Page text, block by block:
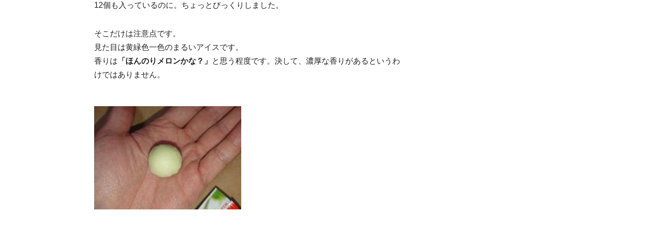
12個も入っているのに。ちょっとびっくりしました。
そこだけは注意点です。
見た目は黄緑色一色のまるいアイスです。
香りは 「ほんのりメロンかな？」 と思う程度です。決して、濃厚な香りがあるというわ
けではありません。